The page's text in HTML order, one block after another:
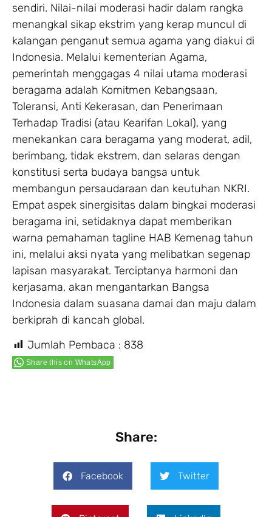
sendiri. Nilai-nilai moderasi hadir dalam rangka
menangkal sikap ekstrim yang kerap muncul di
kalangan penganut semua agama yang diakui di
Indonesia. Melalui kementerian Agama,
pemerintah menggagas 4 nilai utama moderasi
beragama adalah Komitmen Kebangsaan,
Toleransi, Anti Kekerasan, dan Penerimaan
Terhadap Tradisi (atau Kearifan Lokal), yang
menekankan cara beragama yang moderat, adil,
berimbang, tidak ekstrem, dan selaras dengan
konstitusi serta budaya bangsa untuk
membangun persaudaraan dan keutuhan NKRI.
Empat aspek sinergisitas dalam bingkai moderasi
beragama ini, setidaknya dapat memberikan
warna pemahaman tagline HAB Kemenag tahun
ini, melalui aksi nyata yang melibatkan segenap
lapisan masyarakat. Terciptanya harmoni dan
kerjasama, akan mengantarkan Bangsa
Indonesia dalam suasana damai dan maju dalam
berkiprah di kancah global.
Jumlah Pembaca : 838
Share this on WhatsApp
Share:
Facebook Twitter